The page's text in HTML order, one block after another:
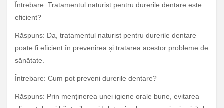
Întrebare: Tratamentul naturist pentru durerile dentare este
eficient?
Răspuns: Da, tratamentul naturist pentru durerile dentare
poate fi eficient în prevenirea și tratarea acestor probleme de
sănătate.
Întrebare: Cum pot preveni durerile dentare?
Răspuns: Prin menținerea unei igiene orale bune, evitarea